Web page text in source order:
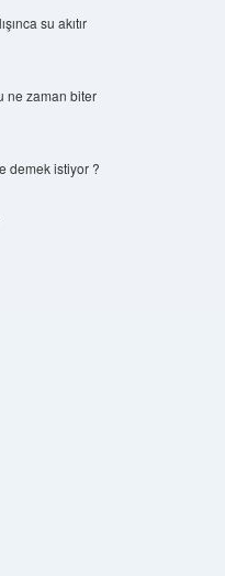
su akıtır
ne zaman biter
demek istiyor ?